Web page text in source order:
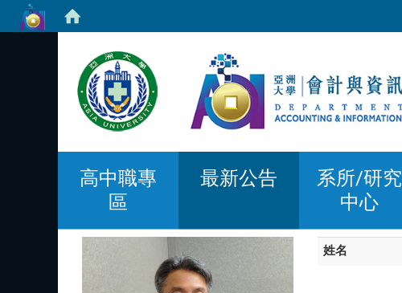
高中職專
區
最新公告
系所/研究
中心
姓名